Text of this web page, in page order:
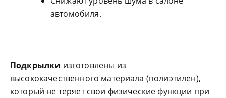
автомобиля.
Подкрылки изготовлены из
высококачественного материала (полиэтилен),
который не теряет свои физические функции при